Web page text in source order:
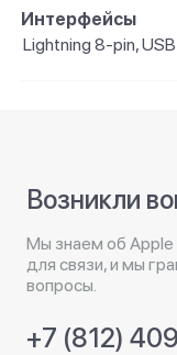
Интерфейсы
Lightning 8-pin,
Возникли
Мы знаем об Apple
для связи, и мы
вопросы.
+7 (812)